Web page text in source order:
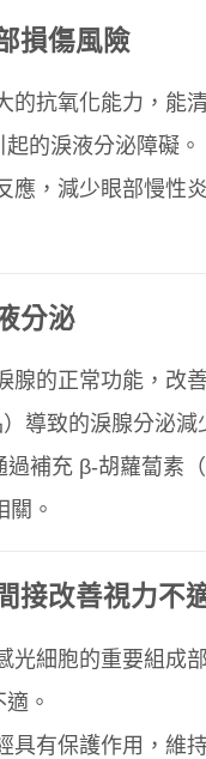
損傷風險
的抗氧化能力，能
的淚液分泌障礙。
應，減少眼部慢性
分泌
腺的正常功能，改
導致的淚腺分泌減
過補充 β-胡蘿蔔素
關。
接改善視力不
光細胞的重要組成
。
具有保護作用，維